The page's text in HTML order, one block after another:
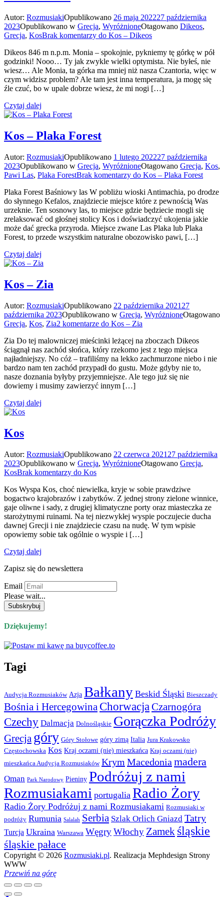
Autor: RozmusiakiOpublikowano 26 maja 202227 października
2023Opublikowano w Grecja, WyróżnioneOtagowano Dikeos,
Grecja, KosBrak komentarzy do Kos – Dikeos
Dikeos 846 m n.p.m. Monia – spokojnie, pykniemy tę górkę w pół
godzinki! Nooo… Ty jak zwykle wielki optymista. Nie byłeś, nie
wiesz… Ale Monia, ta górka ma mniej niż nasza Czantoria, więc w
czym widzisz problem? Ale tam jest inna temperatura, ja mogę się
źle czuć, bo w upale dobrze wiesz, że mi nogi […]
Czytaj dalej
Kos – Plaka Forest
Autor: RozmusiakiOpublikowano 1 lutego 202227 października
2023Opublikowano w Grecja, WyróżnioneOtagowano Grecja, Kos,
Pawi Las, Plaka ForestBrak komentarzy do Kos – Plaka Forest
Plaka Forest Baśniowy las W pobliżu wioski Antimachia, po drodze
do słynnego Kefalos, znajdziecie miejsce które z pewnością Was
urzeknie. Ten sosnowy las, to miejsce gdzie będziecie mogli się
zrelaksować od głośnej stolicy Kos i doświadczyć ukojenia jakie
może dać grecka przyroda. Miejsce zwane Las Plaka lub Plaka
Forest, to przede wszystkim naturalne obozowisko pawi, […]
Czytaj dalej
Kos – Zia
Autor: RozmusiakiOpublikowano 22 października 2021 27
października 2023Opublikowano w Grecja, WyróżnioneOtagowano
Grecja, Kos, Zia2 komentarze do Kos – Zia
Zia Do tej malowniczej mieścinki leżącej na zboczach Dikeos
ściągnął nas zachód słońca, który rzekomo jest z tego miejsca
najładniejszy. No cóż – trafiliśmy na lekko zachmurzone niebo i nie
bardzo nam ten zachód przypadł do gustu. Może gdyby nie to,
nasze doznania byłyby przyjemniejsze. Ale tego już się nie
dowiemy i musimy zawierzyć innym […]
Czytaj dalej
Kos
Autor: RozmusiakiOpublikowano 22 czerwca 2021 27 października
2023Opublikowano w Grecja, WyróżnioneOtagowano Grecja,
KosBrak komentarzy do Kos
Kos Wyspa Kos, choć niewielka, kryje w sobie prawdziwe
bogactwo krajobrazów i zabytków. Z jednej strony zielone winnice,
gaje oliwne i sady, z drugiej klimatyczne porty oraz miasteczka ze
starożytnymi ruinami. Na tej niezwykłej wyspie poczujecie ducha
dawnej Grecji i nie znajdziecie czasu na nudę. W tym wpisie
opowiemy sobie tak ogólnie o wyspie i […]
Czytaj dalej
Zapisz się do newslettera
Email
Please wait...
Dziękujemy!
Tagi
Audycja Rozmusiaków Azja Bałkany Beskid Śląski Bieszczady
Bośnia i Hercegowina Chorwacja Czarnogóra
Czechy Dalmacja Dolnośląskie Gorączka Podróży
Grecja góry Góry Stołowe góry zimą Italia Jura Krakowsko
Częstochowska Kos Kraj oczami (nie) mieszkańca Kraj oczami (nie)
mieszkańca Audycja Rozmusiaków Krym Macedonia madera
Oman Park Narodowy Pieniny Podróżuj z nami
Rozmusiakami portugalia Radio Żory
Radio Żory Podróżuj z nami Rozmusiakami Rozmusiaki w
podróży Rumunia Salalah Serbia Szlak Orlich Gniazd Tatry
Turcja Ukraina Warszawa WęgryWłochy Zamek śląskie
śląskie pałace
Copyright © 2026 Rozmusiaki.pl. Realizacja Mephdesign Strony
WWW
Przewiń na górę